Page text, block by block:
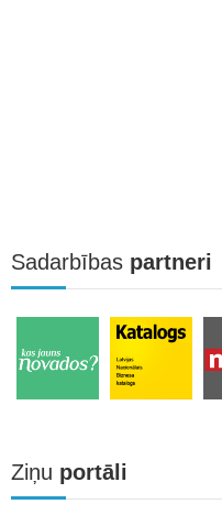
Sadarbības partneri
Ziņu portāli